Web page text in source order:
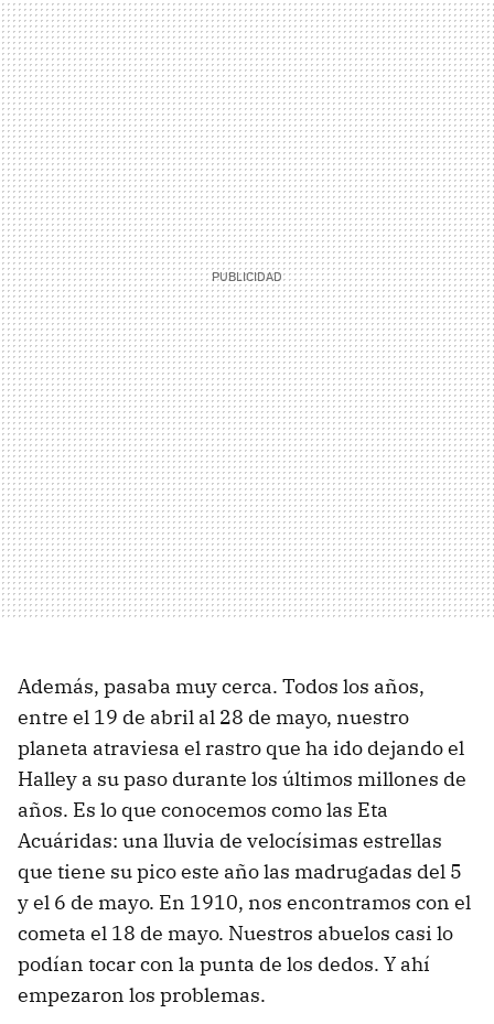
Además, pasaba muy cerca. Todos los años,
entre el 19 de abril al 28 de mayo, nuestro
planeta atraviesa el rastro que ha ido dejando el
Halley a su paso durante los últimos millones de
años. Es lo que conocemos como las Eta
Acuáridas: una lluvia de velocísimas estrellas
que tiene su pico este año las madrugadas del 5
y el 6 de mayo. En 1910, nos encontramos con el
cometa el 18 de mayo. Nuestros abuelos casi lo
podían tocar con la punta de los dedos. Y ahí
empezaron los problemas.